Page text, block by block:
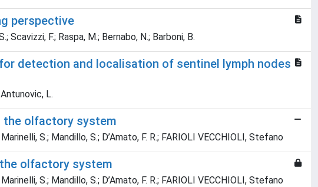
perspective
Scavizzi, F.; Raspa, M.; Bernabo, N.; Barboni, B.
detection and localisation of sentinel lymph nodes
L.
the olfactory system
S.; Mandillo, S.; D’Amato, F. R.; FARIOLI VECCHIOLI, Stefano
olfactory system
S.; Mandillo, S.; D’Amato, F. R.; FARIOLI VECCHIOLI, Stefano